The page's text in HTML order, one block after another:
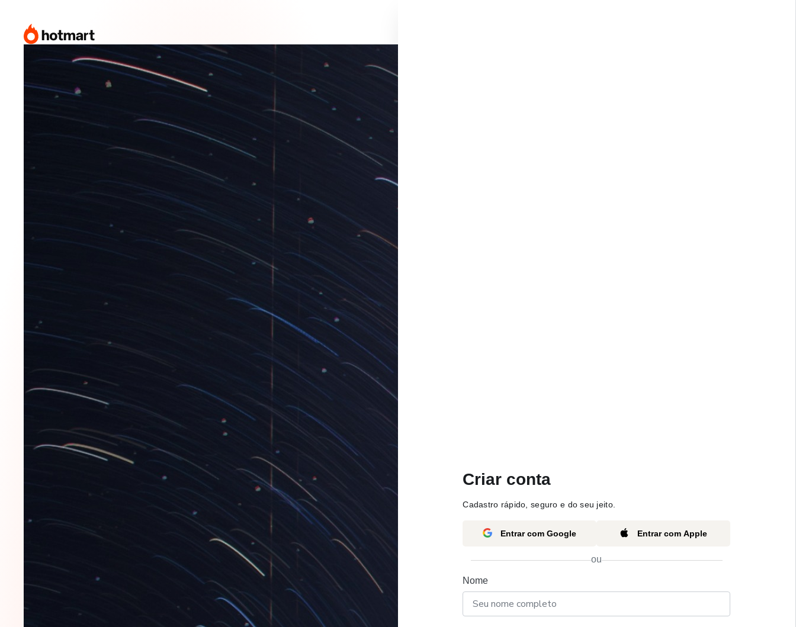
Criar conta
Cadastro rápido, seguro e do seu jeito.
Entrar com Google Entrar com Apple
ou
Nome